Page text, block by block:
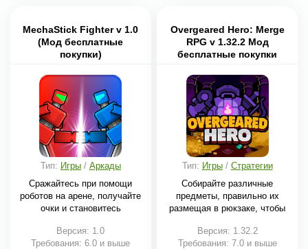
MechaStick Fighter v 1.0
(Мод бесплатные
покупки)
Тип: Игры/ Аркады
Сражайтесь при помощи
роботов на арене, получайте
очки и становитесь
Версия: 1.0
Требования: 6.0 и выше
Overgeared Hero: Merge
RPG v 1.32.2 Мод
бесплатные покупки
Тип: Игры/ Стратегии
Собирайте различные
предметы, правильно их
размещая в рюкзаке, чтобы
Версия: 1.32.2
Требования: 7.0 и выше